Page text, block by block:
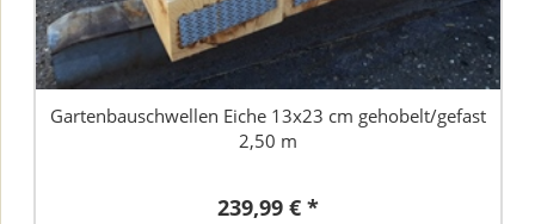
Gartenbauschwellen Eiche 13x23 cm gehobelt/gefast
2,50 m
239,99 € *